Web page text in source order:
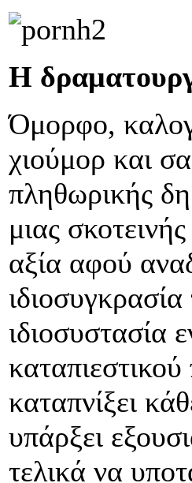
Η
Όμορφο,
χιούμορ και
πληθωρικής
μιας
αξία αφού
ιδιοσυστασία
καταπνίξει
υπάρξει
τελικά να